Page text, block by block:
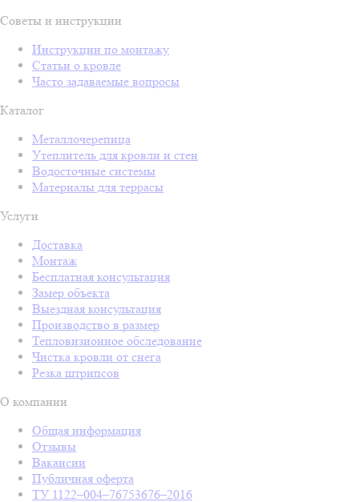
Советы и инструкции
Инструкции по монтажу
Статьи о кровле
Часто задаваемые вопросы
Каталог
Металлочерепица
Утеплитель для кровли и стен
Водосточные системы
Материалы для террасы
Услуги
Доставка
Монтаж
Бесплатная консультация
Замер объекта
Выездная консультация
Производство в размер
Тепловизионное обследование
Чистка кровли от снега
Резка штрипсов
О компании
Общая информация
Отзывы
Вакансии
Публичная оферта
ТУ 1122–004–76753676–2016